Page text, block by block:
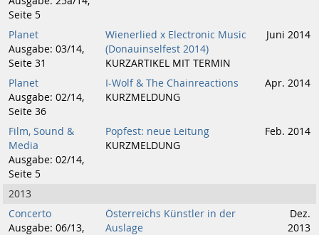
Seite 5
Planet
Ausgabe: 03/14,
Seite 31
Wienerlied x Electronic Music
(Donauinselfest 2014)
KURZARTIKEL MIT TERMIN
Juni 2014
Planet
Ausgabe: 02/14,
Seite 36
I-Wolf & The Chainreactions
KURZMELDUNG
Apr. 2014
Film, Sound &
Media
Ausgabe: 02/14,
Seite 5
Popfest: neue Leitung
KURZMELDUNG
Feb. 2014
2013
Concerto
Ausgabe: 06/13,
Österreichs Künstler in der
Auslage
Dez.
2013